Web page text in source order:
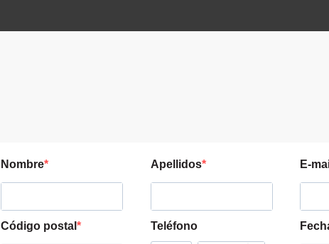
Nombre Apellidos E-
Código postal Teléfono